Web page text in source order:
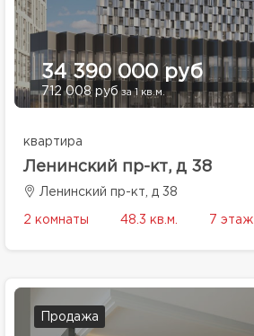
34 390 000 руб
712 008 рубза 1 кв.м.
квартира
Ленинский пр-кт, д 38
Ленинский пр-кт, д 38
2 комнаты 48.3 кв.м. 7 этаж
Продажа